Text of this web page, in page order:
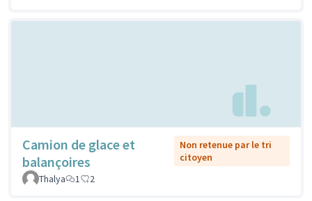
Camion de glace et
balançoires
Non retenue par le tri
citoyen
Thalya
1 2